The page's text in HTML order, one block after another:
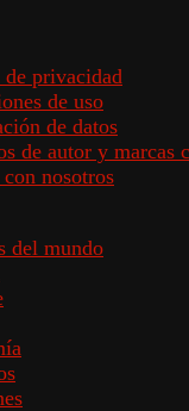
privacidad
de uso
de datos
de autor y marcas
nosotros
del mundo